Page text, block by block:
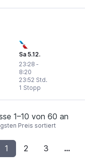
Sa 5.12.
23:28 -
8:20
1 Stopp
23:52 Std.
1–10 von 60 an
Preis sortiert
1 2 3 ...